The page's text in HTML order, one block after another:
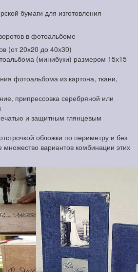
бумаги для изготовления
в фотоальбоме
(от 20х20 до 40х30)
(минибуки) размером 15х15
фотоальбома из картона, ткани,
припрессовка серебряной или
и защитным глянцевым
обложки по периметру и без
вариантов комбинации этих